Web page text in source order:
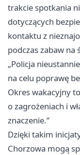
trakcie spotkania
dotyczących
kontaktu z
podczas zabaw
„Policja
na celu poprawę
Okres wakacyjny
o zagrożeniach i
znaczenie.”
Dzięki takim
Chorzowa mogą